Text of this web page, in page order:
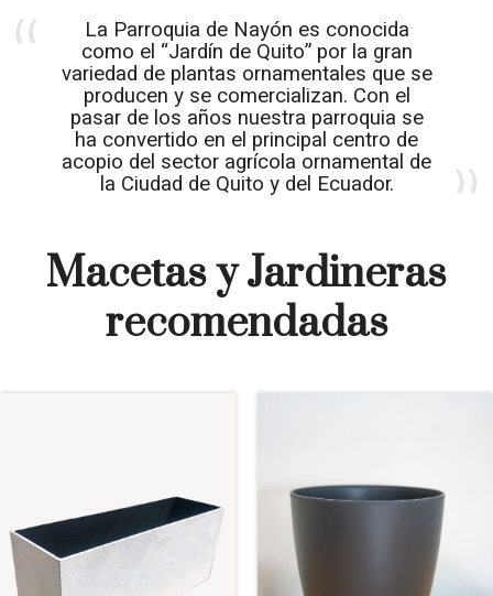
La Parroquia de Nayón es conocida
como el “Jardín de Quito” por la gran
variedad de plantas ornamentales que se
producen y se comercializan. Con el
pasar de los años nuestra parroquia se
ha convertido en el principal centro de
acopio del sector agrícola ornamental de
la Ciudad de Quito y del Ecuador.
Macetas y Jardineras
recomendadas